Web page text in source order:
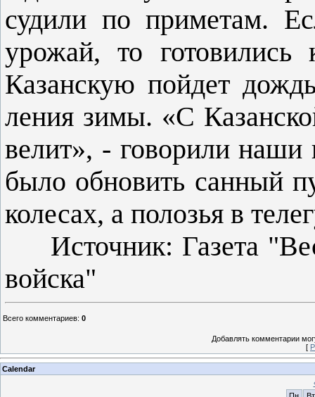
судили по приметам.
урожай, то
Казанскую пойдет
ления зимы. «С
велит», - го­ворили
было обновить санный
ко­лесах, а полозья в
Источник: Газета
войска"
Всего комментариев: 0
Добавлять комментарии
[
Calendar